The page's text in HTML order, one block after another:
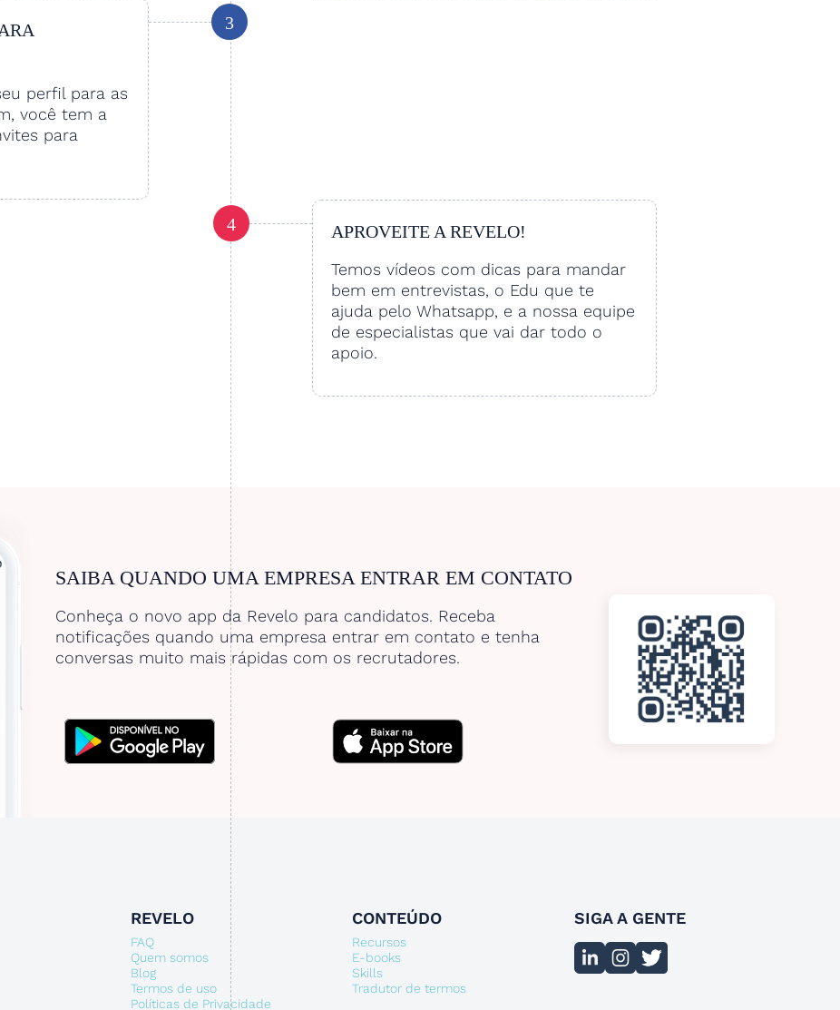
3
perfil para as
você tem a
para
4 APROVEITE A REVELO!
Temos vídeos com dicas para mandar
bem em entrevistas, o Edu que te
ajuda pelo Whatsapp, e a nossa equipe
de especialistas que vai dar todo o
apoio.
SAIBA QUANDO UMA EMPRESA ENTRAR EM CONTATO
Conheça o novo app da Revelo para candidatos. Receba
notificações quando uma empresa entrar em contato e tenha
conversas muito mais rápidas com os recrutadores.
REVELO
FAQ
Quem somos
Blog
Termos de uso
Políticas de Privacidade
CONTEÚDO
Recursos
E-books
Skills
Tradutor de termos
SIGA A GENTE